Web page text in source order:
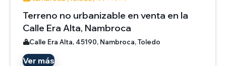
Terreno no urbanizable en venta en la
Calle Era Alta, Nambroca
Calle Era Alta, 45190, Nambroca, Toledo
Ver más